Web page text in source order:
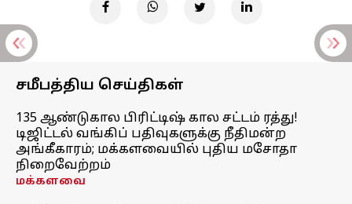
சமீபத்திய செய்திகள்
135 ஆண்டுகால பிரிட்டிஷ் கால சட்டம் ரத்து!
டிஜிட்டல் வங்கிப் பதிவுகளுக்கு நீதிமன்ற
அங்கீகாரம்; மக்களவையில் புதிய மசோதா
நிறைவேற்றம்
மக்களவை